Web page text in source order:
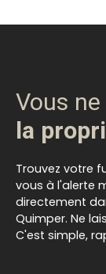
Vous
la
Trouvez votre
vous à l'alerte
directement
Quimper. Ne
C'est simple,